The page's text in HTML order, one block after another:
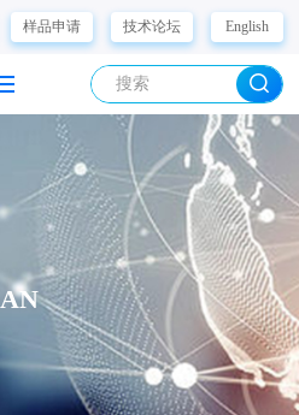
样品申请 技术论坛 English